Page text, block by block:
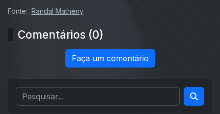
Fonte: Randal Matheny
Comentários (0)
Faça um comentário